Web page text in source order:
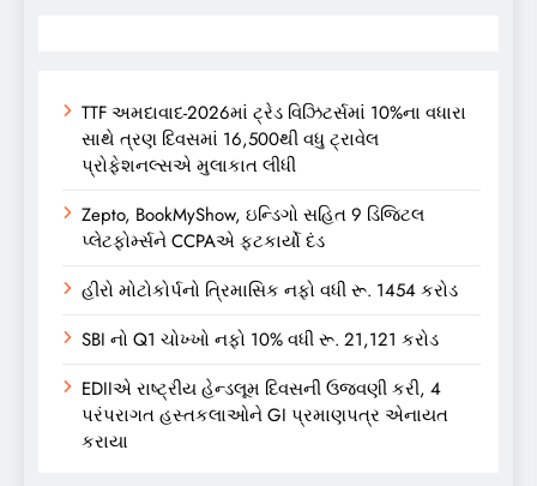
TTF અમદાવાદ-2026માં ટ્રેડ વિઝિટર્સમાં 10%ના વધારા
સાથે ત્રણ દિવસમાં 16,500થી વધુ ટ્રાવેલ
પ્રોફેશનલ્સએ મુલાકાત લીધી
Zepto, BookMyShow, ઇન્ડિગો સહિત 9 ડિજિટલ
પ્લેટફોર્મ્સને CCPAએ ફટકાર્યો દંડ
હીરો મોટોકોર્પનો ત્રિમાસિક નફો વધી રૂ. 1454 કરોડ
SBI નો Q1 ચોખ્ખો નફો 10% વધી રૂ. 21,121 કરોડ
EDIIએ રાષ્ટ્રીય હેન્ડલૂમ દિવસની ઉજવણી કરી, 4
પરંપરાગત હસ્તકલાઓને GI પ્રમાણપત્ર એનાયત
કરાયા